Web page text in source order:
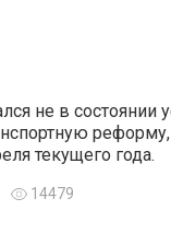
не в состоянии
текущего года.
14479